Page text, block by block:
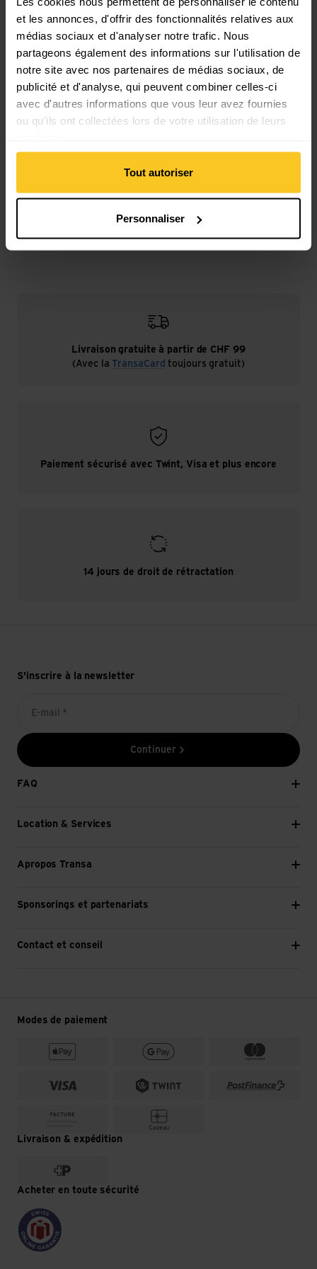
et les annonces, d'offrir des fonctionnalités relatives aux
médias sociaux et d'analyser notre trafic. Nous
partageons également des informations sur l'utilisation de
notre site avec nos partenaires de médias sociaux, de
publicité et d'analyse, qui peuvent combiner celles-ci
avec d'autres informations que vous leur avez fournies
ou qu'ils ont collectées lors de votre utilisation de leurs
Tout autoriser
Personnaliser
Masse/poids
Spécification
Livraison gratuite à partir de CHF 99
(Avec la TransaCard toujours gratuit)
Paiement sécurisé avec Twint, Visa et plus encore
14 jours de droit de rétractation
S'inscrire à la newsletter
E-mail *
Continuer
FAQ
Location & Services
Apropos Transa
Sponsorings et partenariats
Contact et conseil
Modes de paiement
Livraison & expédition
Acheter en toute sécurité